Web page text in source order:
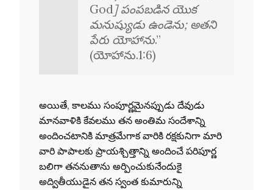
God] పంపబడిన యొక
మనుష్యుడు ఉండెను; అతని
పేరు యోహాను.”
(యోహాను.1:6)
అయితే, కాలము సంపూర్ణమైనప్పుడు దేవుడు
మానవాళికి కేవలము తన అంతిమ సందేశాన్ని
అందించటానికి మాత్రమేగాక వారికి రక్షకునిగా మారి
వారి పాపాలకు ప్రాయశ్చిత్తాన్ని అందించే పరిపూర్ణ
బలిగా తననుతాను అర్పించుకునేందుకై
అద్వితీయుడైన తన స్వంత కుమారున్ని